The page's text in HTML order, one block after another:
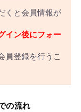
くと会員情報が
イン後にフォー
員登録を行うこ
の流れ